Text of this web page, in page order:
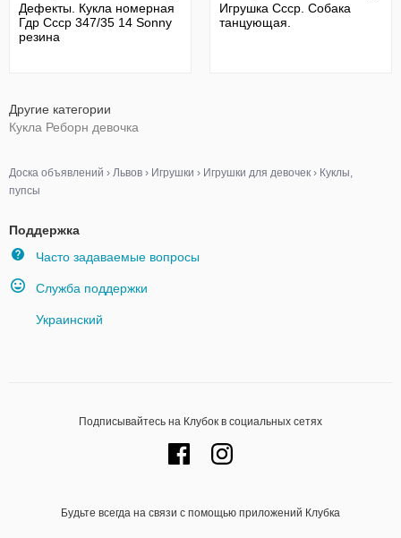
Дефекты. Кукла номерная
Гдр Ссср 347/35 14 Sonny
резина
Игрушка Ссср. Собака
танцующая.
Другие категории
Кукла Реборн девочка
Доска объявлений › Львов › Игрушки › Игрушки для девочек › Куклы,
пупсы
Поддержка
Часто задаваемые вопросы
Служба поддержки
Украинский
Подписывайтесь на Клубок в социальных сетях
Будьте всегда на связи с помощью приложений Клубка